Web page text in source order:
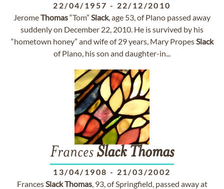
22/04/1957 - 22/12/2010
JeromeThomas“Tom” Slack, age 53, of Plano passed away
suddenly on December 22, 2010. He is survived by his
“hometown honey” and wife of 29 years, Mary PropesSlack
of Plano, his son and daughter-in...
FrancesSlack Thomas
13/04/1908 - 21/03/2002
FrancesSlackThomas, 93, of Springfield, passed away at